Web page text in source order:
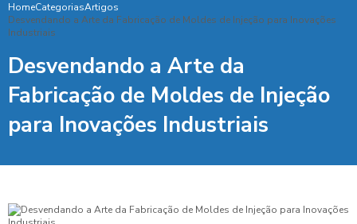
HomeCategoriasArtigos
Desvendando a Arte da Fabricação de Moldes de Injeção para Inovações
Industriais
Desvendando a Arte da
Fabricação de Moldes de Injeção
para Inovações Industriais